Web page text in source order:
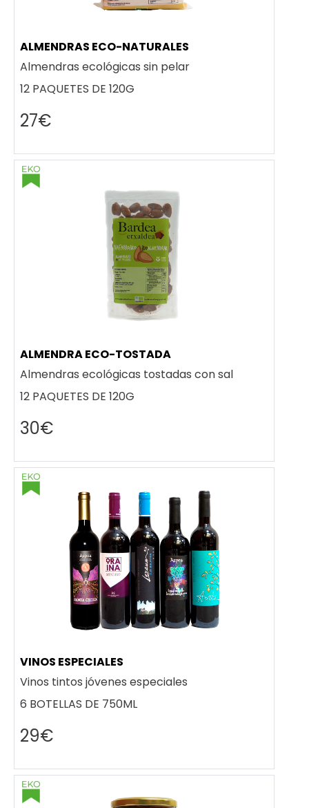
ALMENDRAS ECO-NATURALES
Almendras ecológicas sin pelar
12 PAQUETES DE 120G
27€
ALMENDRA ECO-TOSTADA
Almendras ecológicas tostadas con sal
12 PAQUETES DE 120G
30€
VINOS ESPECIALES
Vinos tintos jóvenes especiales
6 BOTELLAS DE 750ML
29€